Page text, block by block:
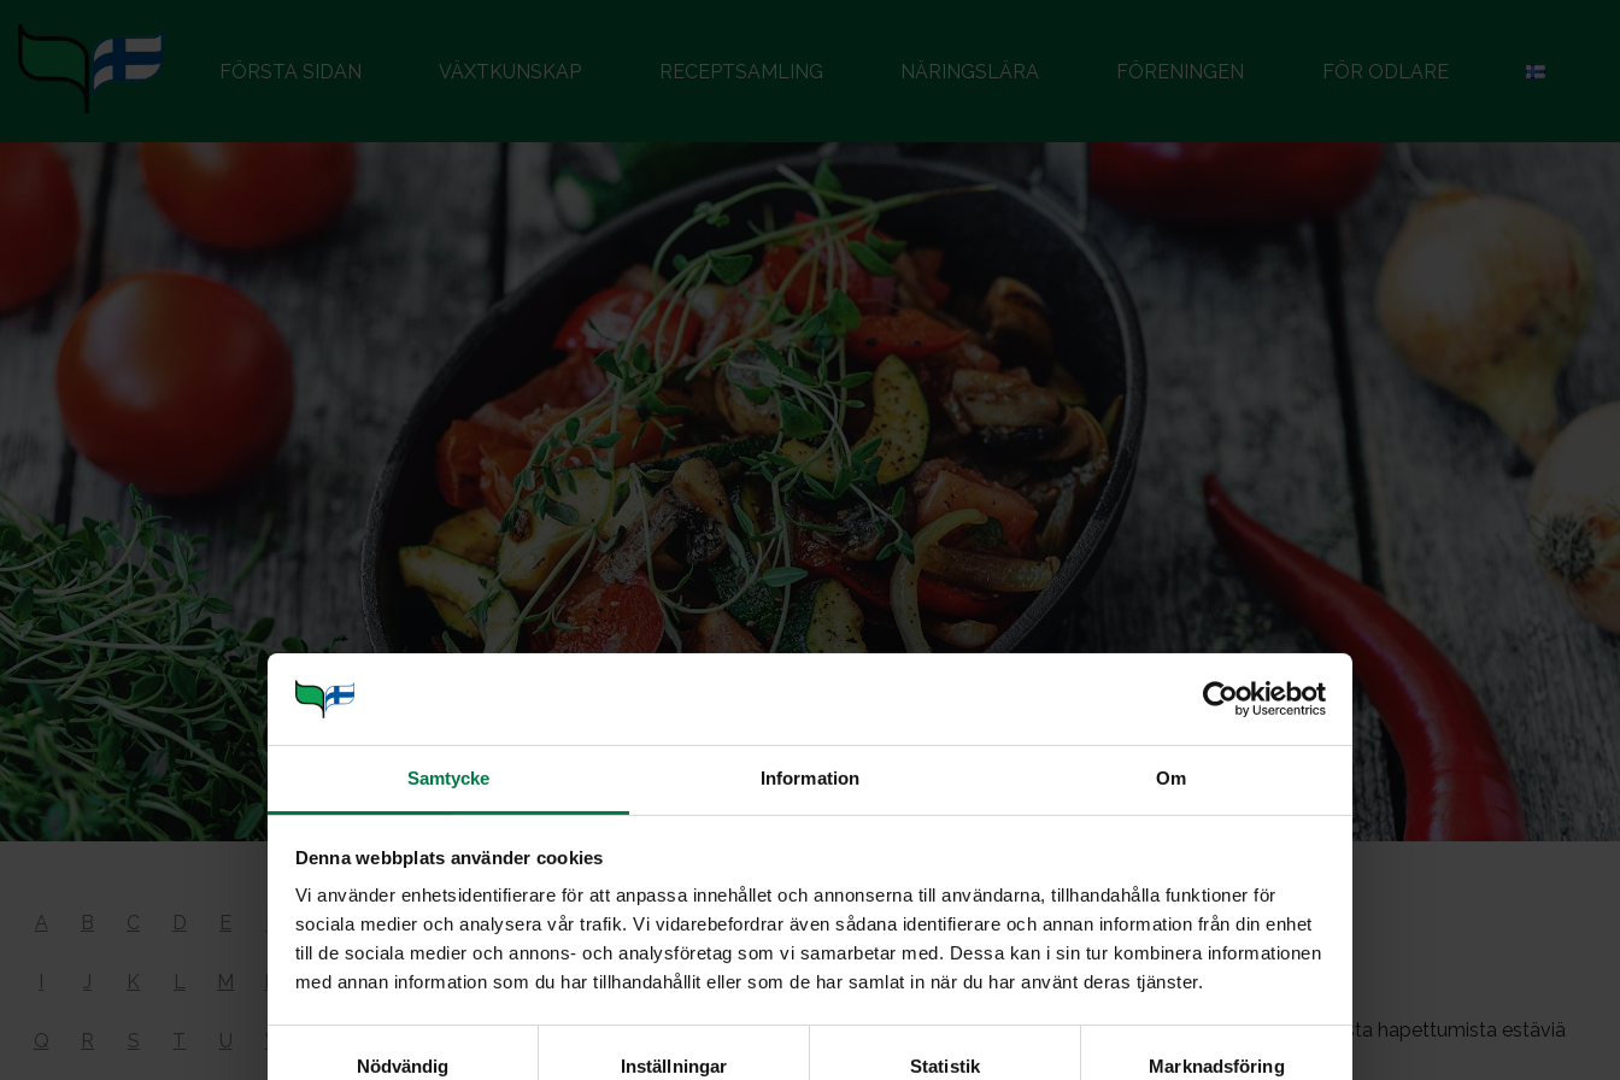
Samtycke Information Om
Denna webbplats använder cookies
Vi använder enhetsidentifierare för att anpassa innehållet och annonserna till användarna, tillhandahålla funktioner för
sociala medier och analysera vår trafik. Vi vidarebefordrar även sådana identifierare och annan information från din enhet
till de sociala medier och annons- och analysföretag som vi samarbetar med. Dessa kan i sin tur kombinera informationen
med annan information som du har tillhandahållit eller som de har samlat in när du har använt deras tjänster.
S
Nödvändig Inställningar Statistik Marknadsföring
FÖRSTA SIDAN VÄXTKUNSKAP RECEPTSAMLING NÄRINGSLÄRA FÖRENINGEN FÖR ODLARE
A B C D E G H
J K L M O P
Q R S T U V
Hapettuminen
on rasvahappojen haitallista hapettumista eli härskiintymistä elimistössä. Kasviksissa on runsaasti haitallista hapettumista estäviä
antioksidantteja.